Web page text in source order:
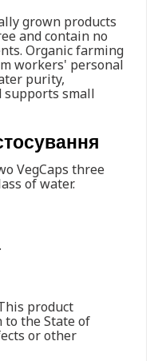
grown products
and contain no
Organic farming
workers' personal
purity,
supports small
VegCaps three
of water.
product
to the State of
or other